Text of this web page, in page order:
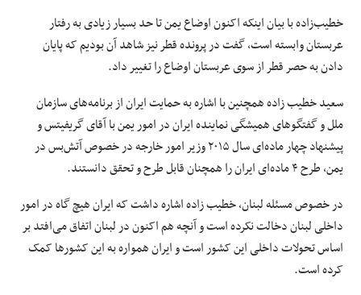
خطیب‌زاده با بیان اینکه اکنون اوضاع یمن تا حد بسیار زیادی به رفتار
عربستان وابسته است، گفت در پرونده قطر نیز شاهد آن بودیم که پایان
دادن به حصر قطر از سوی عربستان اوضاع را تغییر داد.
سعید خطیب زاده همچنین با اشاره به حمایت ایران از برنامه‌های سازمان
ملل و گفتگوهای همیشگی نماینده ایران در امور یمن با آقای گریفیتس و
پیشنهاد چهار ماده‌ای سال ۲۰۱۵ وزیر امور خارجه در خصوص آتش‌بس در
یمن، طرح ۴ ماده‌ای ایران را همچنان قابل طرح و تحقق دانستند.
در خصوص مسئله لبنان، خطیب زاده اشاره داشت که ایران هیچ گاه در امور
داخلی لبنان دخالت نکرده است و آنچه هم اکنون در لبنان اتفاق می‌افتد بر
اساس تحولات داخلی این کشور است و ایران همواره به این کشورها کمک
کرده است.